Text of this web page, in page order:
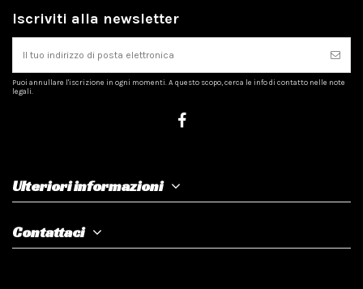
Iscriviti alla newsletter
Puoi annullare l'iscrizione in ogni momenti. A questo scopo, cerca le info di contatto nelle note
legali.
Ulteriori informazioni
Contattaci